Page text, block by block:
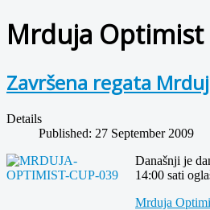
Mrduja Optimist
Završena regata
Details
Published: 27 September 2009
Današnji je
14:00 sati
Mrduja